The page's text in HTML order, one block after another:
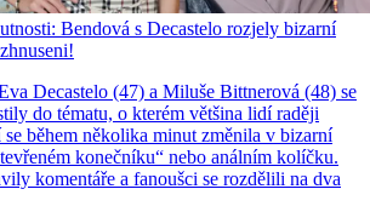
Bendová s Decastelo rozjely bizarní
Decastelo (47) a Miluše Bittnerová (48) se
do tématu, o kterém většina lidí raději
během několika minut změnila v bizarní
konečníku“ nebo análním kolíčku.
komentáře a fanoušci se rozdělili na dva